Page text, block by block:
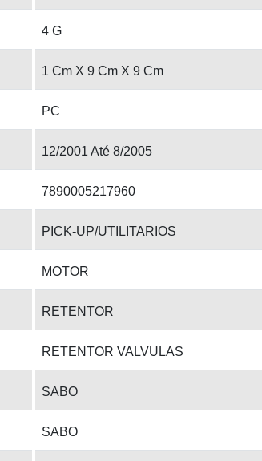
4 G
1 Cm X 9 Cm X 9 Cm
PC
12/2001 Até 8/2005
7890005217960
PICK-UP/UTILITARIOS
MOTOR
RETENTOR
RETENTOR VALVULAS
SABO
SABO